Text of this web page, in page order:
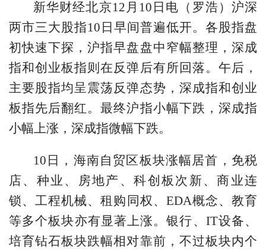
新华财经北京12月10日电（罗浩）沪深
两市三大股指10日早间普遍低开。各股指盘
初快速下探，沪指早盘盘中窄幅整理，深成
指和创业板指则在反弹后有所回落。午后，
主要股指均呈震荡反弹态势，深成指和创业
板指先后翻红。最终沪指小幅下跌，深成指
小幅上涨，深成指微幅下跌。
10日，海南自贸区板块涨幅居首，免税
店、种业、房地产、科创板次新、商业连
锁、工程机械、租购同权、EDA概念、教育
等多个板块亦有显著上涨。银行、IT设备、
培育钻石板块跌幅相对靠前，不过板块内个